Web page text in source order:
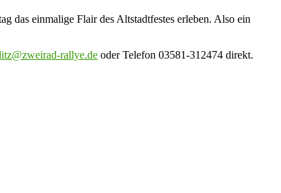
das einmalige Flair des Altstadtfestes erleben. Also ein
rallye.de oder Telefon 03581-312474 direkt.